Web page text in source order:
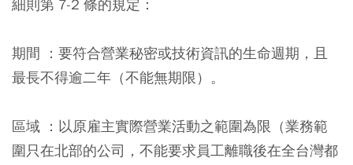
細則第 7-2 條的規定：
期間 ：要符合營業秘密或技術資訊的生命週期，且
最長不得逾二年（不能無期限）。
區域 ：以原雇主實際營業活動之範圍為限（業務範
圍只在北部的公司，不能要求員工離職後在全台灣都